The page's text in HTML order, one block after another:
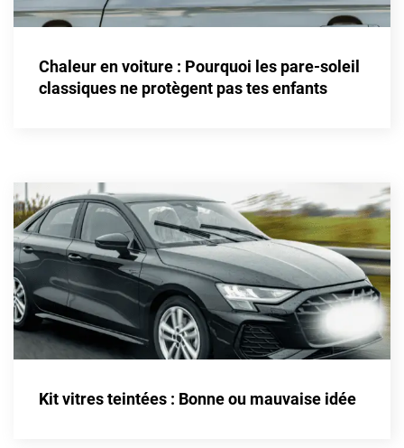
Alfa Romeo
Aston Martin
Buick
Byd
Cadillac
Changan
Chevrolet
Chrysler
Chaleur en voiture : Pourquoi les pare-soleil
classiques ne protègent pas tes enfants
Kit vitres teintées : Bonne ou mauvaise idée